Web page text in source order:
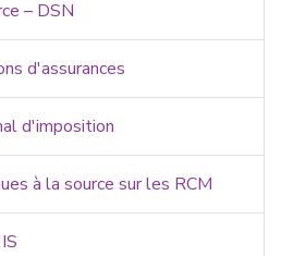
– DSN
d'assurances
d'imposition
à la source sur les RCM